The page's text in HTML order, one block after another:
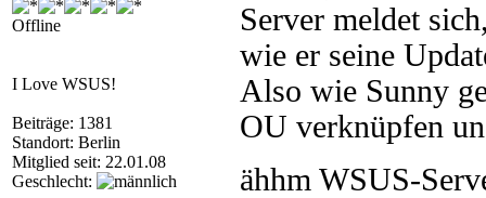
Offline
I Love WSUS!
Beiträge: 1381
Standort: Berlin
Mitglied seit: 22.01.08
Geschlecht:
Server meldet
wie er seine
Also wie Sunny
OU verknüpfen
ähhm WSUS-